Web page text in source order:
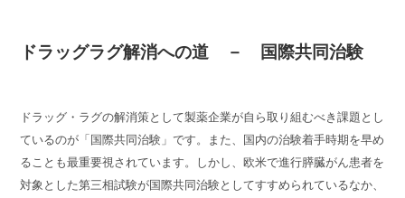
ドラッグラグ解消への道 － 国際共同治験
ドラッグ・ラグの解消策として製薬企業が自ら取り組むべき課題とし
ているのが「国際共同治験」です。また、国内の治験着手時期を早め
ることも最重要視されています。しかし、欧米で進行膵臓がん患者を
対象とした第三相試験が国際共同治験としてすすめられているなか、